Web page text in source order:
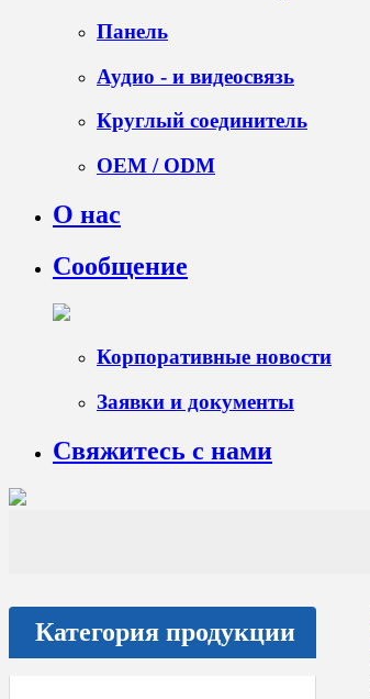
Панель
Аудио - и видеосвязь
Круглый соединитель
OEM / ODM
О нас
Сообщение
Корпоративные новости
Заявки и документы
Свяжитесь с нами
Категория продукции